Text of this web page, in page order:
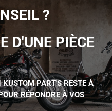
?
D'UNE PIÈCE
KUSTOM PART'S RESTE À
RÉPONDRE À VOS